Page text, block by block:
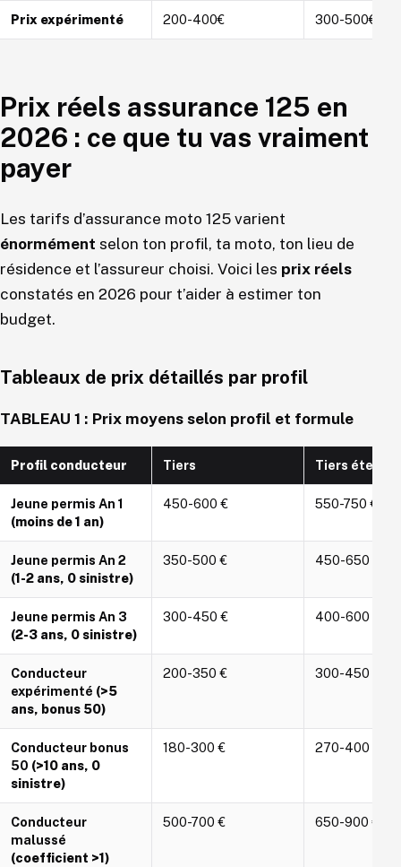
Prix expérimenté 200-400€ 300-500€
Prix réels assurance 125 en
2026 : ce que tu vas vraiment
payer
Les tarifs d’assurance moto 125 varient
énormément selon ton profil, ta moto, ton lieu de
résidence et l’assureur choisi. Voici les prix réels
constatés en 2026 pour t’aider à estimer ton
budget.
Tableaux de prix détaillés par profil
TABLEAU 1 : Prix moyens selon profil et formule
Profil conducteur Tiers Tiers étendu
Jeune permis An 1
(moins de 1 an)
450-600 € 550-750 €
Jeune permis An 2
(1-2 ans, 0 sinistre)
350-500 € 450-650 €
Jeune permis An 3
(2-3 ans, 0 sinistre)
300-450 € 400-600 €
Conducteur
expérimenté (>5
ans, bonus 50)
200-350 € 300-450 €
Conducteur bonus
50 (>10 ans, 0
sinistre)
180-300 € 270-400 €
Conducteur
malussé
(coefficient >1)
500-700 € 650-900 €